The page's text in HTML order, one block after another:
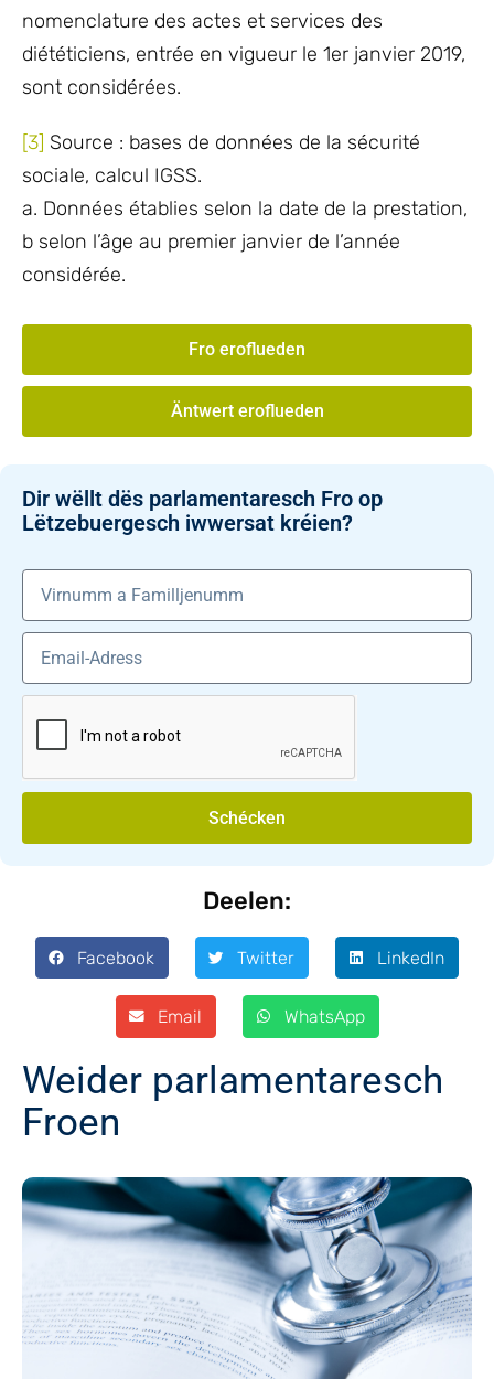
nomenclature des actes et services des
diététiciens, entrée en vigueur le 1er janvier 2019,
sont considérées.
[3] Source : bases de données de la sécurité
sociale, calcul IGSS.
a. Données établies selon la date de la prestation,
b selon l’âge au premier janvier de l’année
considérée.
Fro eroflueden
Äntwert eroflueden
Dir wëllt dës parlamentaresch Fro op
Lëtzebuergesch iwwersat kréien?
Schécken
Deelen:
Facebook Twitter LinkedIn
Email WhatsApp
Weider parlamentaresch
Froen